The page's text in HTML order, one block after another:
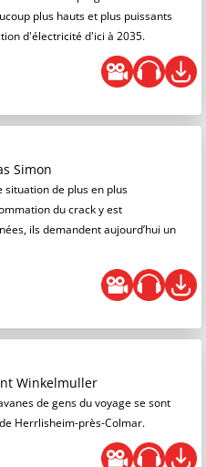
plus hauts et plus puissants
d'électricité d'ici à 2035.
Simon
situation de plus en plus
du crack y est
ils demandent aujourd’hui un
Winkelmuller
de gens du voyage se sont
Herrlisheim-près-Colmar.